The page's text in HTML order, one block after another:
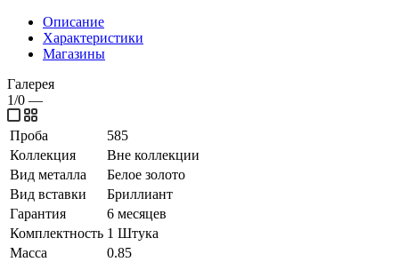
Описание
Характеристики
Магазины
Галерея
1/0 —
Проба
585
Коллекция
Вне коллекции
Вид металла
Белое золото
Вид вставки
Бриллиант
Гарантия
6 месяцев
Комплектность 1 Штука
Масса
0.85